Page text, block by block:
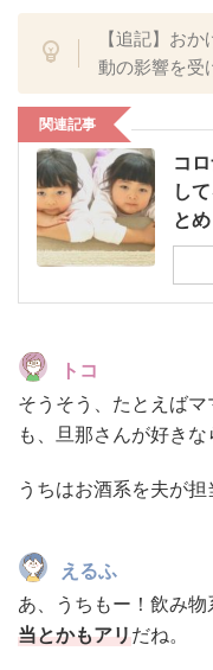
【追記】お
動の影響を受
関連記事
コ
し
とめ
トコ
そうそう、たとえば
も、旦那さんが好きな
うちはお酒系を夫が担
えるふ
あ、うちもー！飲み物
当とかもアリだね。